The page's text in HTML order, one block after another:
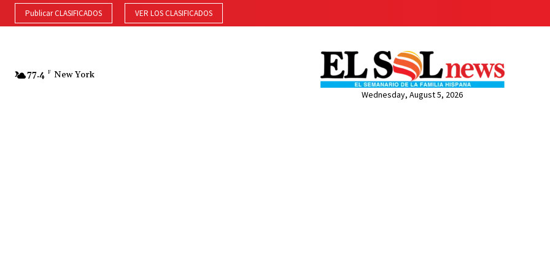
Publicar CLASIFICADOS VER LOS CLASIFICADOS
77.4 F New York
Wednesday, August 5, 2026